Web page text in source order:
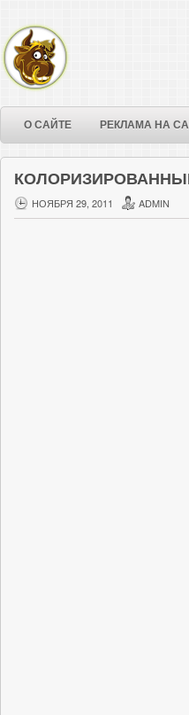
О САЙТЕ РЕКЛАМА НА
НОЯБРЯ 29, 2011 ADMIN